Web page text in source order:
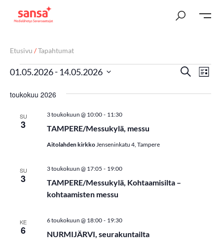
Etusivu /Tapahtumat
T
a
u
Etsi
Lista
01.05.2026 - 14.05.2026
päivä.
toukokuu 2026
SU
3 TAMPERE/Messukylä, messu
3 toukokuun @ 10:00 - 11:30
Aitolahden kirkkoJenseninkatu 4, Tampere
SU
3
TAMPERE/Messukylä, Kohtaamisilta –
kohtaamisten messu
3 toukokuun @ 17:05 - 19:00
KE
6 NURMIJÄRVI, seurakuntailta
6 toukokuun @ 18:00 - 19:30